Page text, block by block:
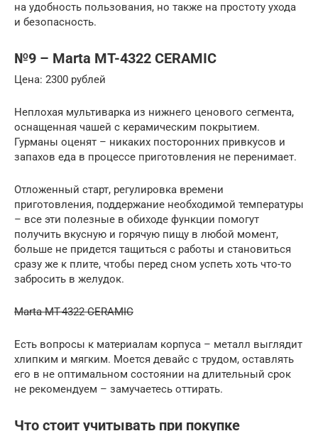
на удобность пользования, но также на простоту ухода
и безопасность.
№9 – Marta MT-4322 CERAMIC
Цена: 2300 рублей
Неплохая мультиварка из нижнего ценового сегмента,
оснащенная чашей с керамическим покрытием.
Гурманы оценят – никаких посторонних привкусов и
запахов еда в процессе приготовления не перенимает.
Отложенный старт, регулировка времени
приготовления, поддержание необходимой температуры
– все эти полезные в обиходе функции помогут
получить вкусную и горячую пищу в любой момент,
больше не придется тащиться с работы и становиться
сразу же к плите, чтобы перед сном успеть хоть что-то
забросить в желудок.
Marta MT-4322 CERAMIC
Есть вопросы к материалам корпуса – металл выглядит
хлипким и мягким. Моется девайс с трудом, оставлять
его в не оптимальном состоянии на длительный срок
не рекомендуем – замучаетесь оттирать.
Что стоит учитывать при покупке